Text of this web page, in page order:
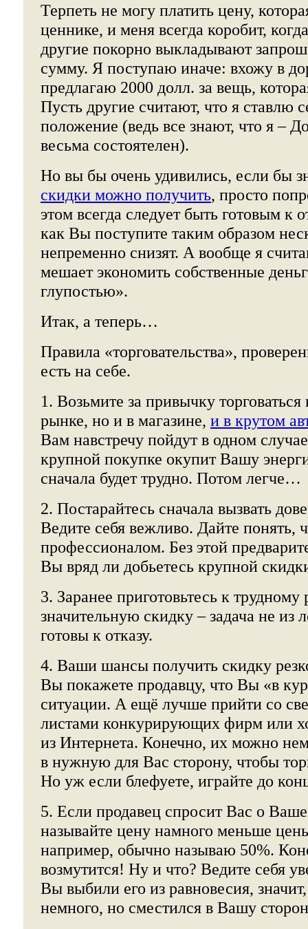
Терпеть не могу платить цену,
ценнике, и меня всегда коробит,
другие покорно выкладывают
сумму. Я поступаю иначе: вхожу в
предлагаю 2000 долл. за вещь,
Пусть другие считают, что я ставлю
положение (ведь все знают, что я –
весьма состоятелен).
Но вы бы очень удивились, если бы
скидки можно получить, просто
этом всегда следует быть готовым к
как Вы поступите таким образом
непременно снизят. А вообще я
мешает экономить собственные
глупостью».
Итак, а теперь…
Правила «торговательства»,
есть на себе.
1. Возьмите за привычку
рынке, но и в магазине, и в крутом
Вам навстречу пойдут в одном
крупной покупке окупит Вашу
сначала будет трудно. Потом легче…
2. Постарайтесь сначала вызвать
Ведите себя вежливо. Дайте понять,
профессионалом. Без этой
Вы вряд ли добьетесь крупной
3. Заранее приготовьтесь к трудному
значительную скидку – задача не из
готовы к отказу.
4. Ваши шансы получить скидку
Вы покажете продавцу, что Вы «в
ситуации. А ещё лучше прийти со
листами конкурирующих фирм или
из Интернета. Конечно, их можно
в нужную для Вас сторону, чтобы
Но уж если блефуете, играйте до
5. Если продавец спросит Вас о
называйте цену намного меньше
например, обычно называю 50%.
возмутится! Ну и что? Ведите себя
Вы выбили его из равновесия,
немного, но сместился в Вашу